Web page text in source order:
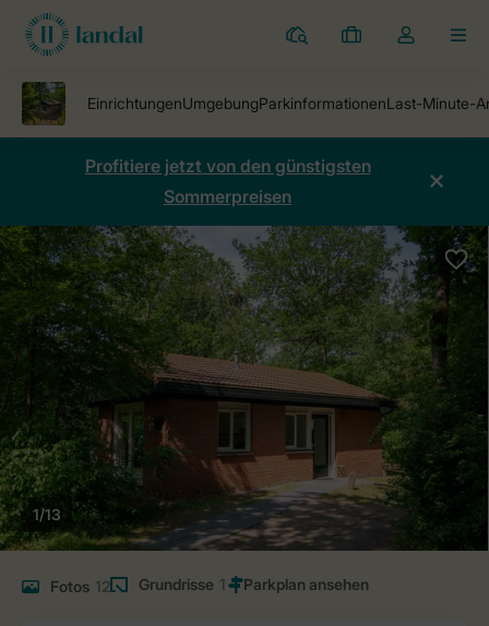
Ferienparks
Meine
Dropdown-
öffnen
Profitiere jetzt von den günstigsten
Sommerpreisen
1/13
Fotos 12 Grundrisse 1